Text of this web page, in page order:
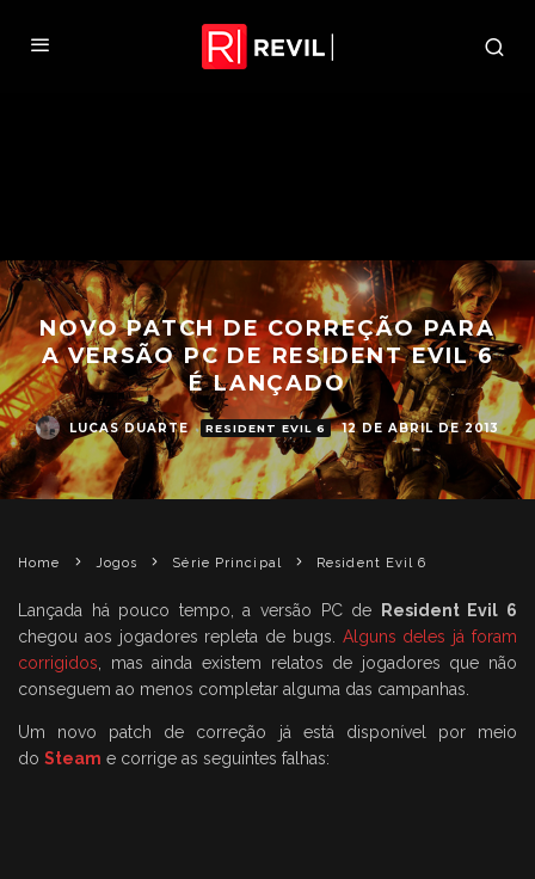
NOVO PATCH DE CORREÇÃO PARA
A VERSÃO PC DE RESIDENT EVIL 6
É LANÇADO
LUCAS DUARTE RESIDENT EVIL 6 12 DE ABRIL DE 2013
Home Jogos Série Principal Resident Evil 6
Lançada há pouco tempo, a versão PC de
Resident Evil 6
chegou aos jogadores repleta de bugs. Alguns deles já foram
corrigidos , mas ainda existem relatos de jogadores que não
conseguem ao menos completar alguma das campanhas.
Um novo patch de correção já está disponível por meio
do Steam e corrige as seguintes falhas: